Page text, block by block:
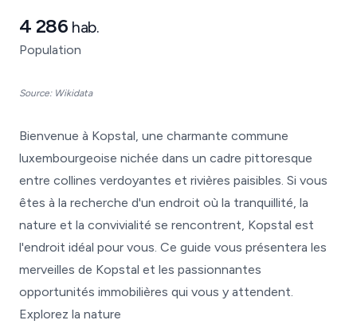
Population
4 286 hab.
Source: Wikidata
Bienvenue à Kopstal, une charmante commune
luxembourgeoise nichée dans un cadre pittoresque
entre collines verdoyantes et rivières paisibles. Si vous
êtes à la recherche d'un endroit où la tranquillité, la
nature et la convivialité se rencontrent, Kopstal est
l'endroit idéal pour vous. Ce guide vous présentera les
merveilles de Kopstal et les passionnantes
opportunités immobilières qui vous y attendent.
Explorez la nature